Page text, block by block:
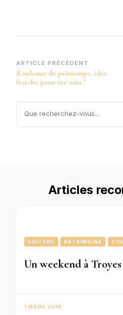
Navigation
d’article
ARTICLE PRÉCÉDENT
Rouleaux de printemps, idée
fraîche pour été sain !
Articles
CULTURE PATRIMOINE
Un weekend à Troyes
1 MARS 2019